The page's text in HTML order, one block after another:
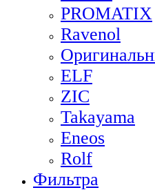
PROMATIX
Ravenol
ELF
ZIC
Takayama
Eneos
Rolf
Фильтра